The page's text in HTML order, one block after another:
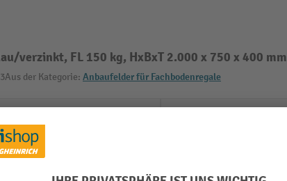
verzinkt, FL 150 kg, HxBxT 2.000 x 750 x 400 mm
Aus der Kategorie: Anbaufelder für Fachbodenregale